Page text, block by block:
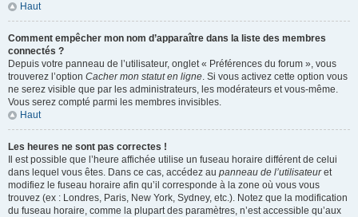
Haut
Comment empêcher mon nom d’apparaître dans la liste des membres
connectés ?
Depuis votre panneau de l’utilisateur, onglet « Préférences du forum », vous
trouverez l’option Cacher mon statut en ligne. Si vous activez cette option vous
ne serez visible que par les administrateurs, les modérateurs et vous-même.
Vous serez compté parmi les membres invisibles.
Haut
Les heures ne sont pas correctes !
Il est possible que l’heure affichée utilise un fuseau horaire différent de celui
dans lequel vous êtes. Dans ce cas, accédez au panneau de l’utilisateuret
modifiez le fuseau horaire afin qu’il corresponde à la zone où vous vous
trouvez (ex : Londres, Paris, New York, Sydney, etc.). Notez que la modification
du fuseau horaire, comme la plupart des paramètres, n’est accessible qu’aux